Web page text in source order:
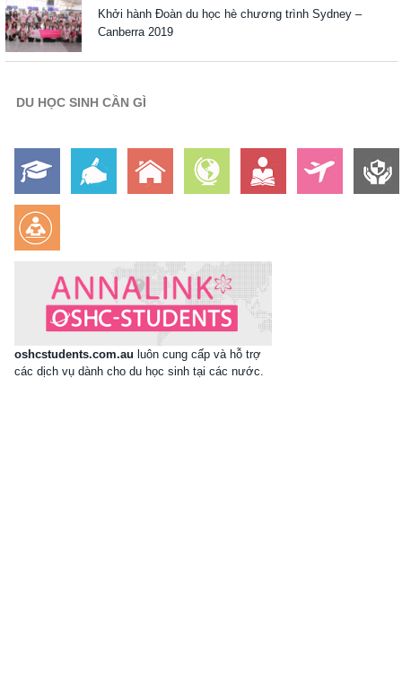
Khởi hành Đoàn du học hè chương trình Sydney –
Canberra 2019
DU HỌC SINH CẦN GÌ
oshcstudents.com.au luôn cung cấp và hỗ trợ
các dịch vụ dành cho du học sinh tại các nước.